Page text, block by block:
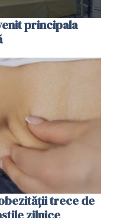
principala
trece de